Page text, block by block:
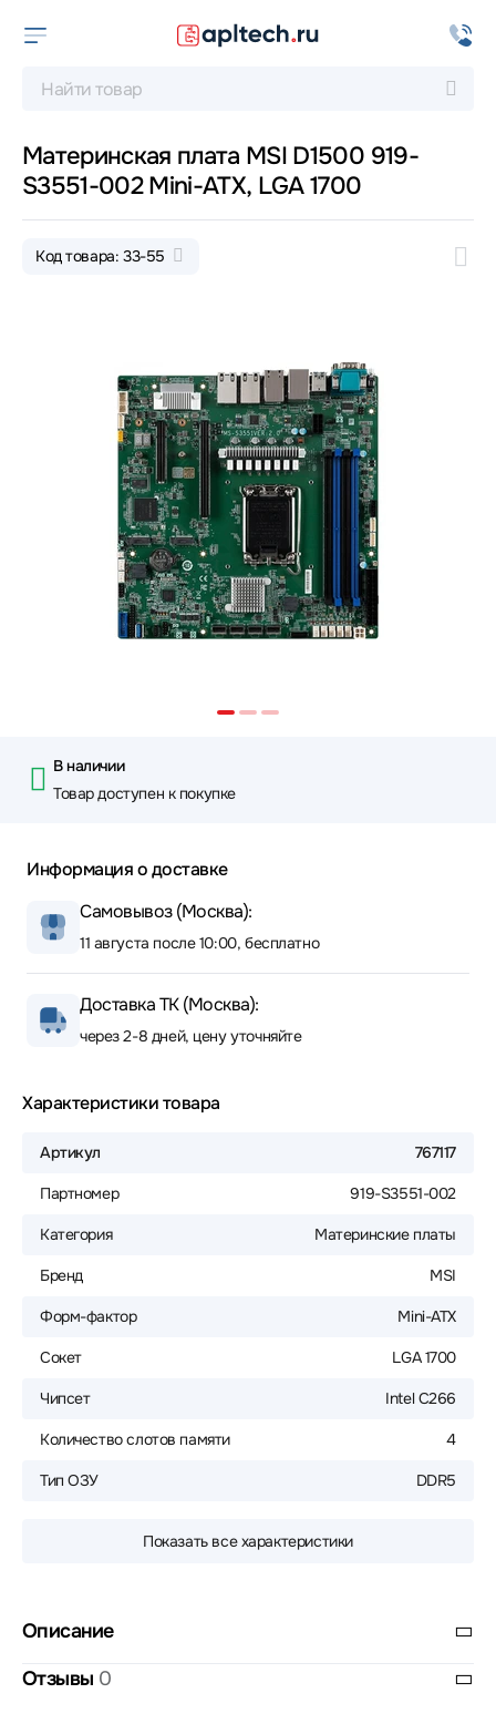
Материнская плата MSI D1500 919-
S3551-002 Mini-ATX, LGA 1700
Код товара: 33-55
В наличии
Товар доступен к покупке
Информация о доставке
Самовывоз (Москва):
11 августа после 10:00, бесплатно
Доставка ТК (Москва):
через 2-8 дней, цену уточняйте
Характеристики товара
Артикул 767117
Партномер 919-S3551-002
Категория Материнские платы
Бренд MSI
Форм-фактор Mini-ATX
Сокет LGA 1700
Чипсет Intel C266
Количество слотов памяти 4
Тип ОЗУ DDR5
Показать все характеристики
Описание
Отзывы 0